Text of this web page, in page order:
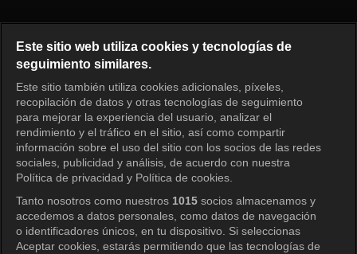
Iniciar sesión
Este sitio web utiliza cookies y tecnologías de
seguimiento similares.
Este sitio también utiliza cookies adicionales, píxeles,
recopilación de datos y otras tecnologías de seguimiento
para mejorar la experiencia del usuario, analizar el
rendimiento y el tráfico en el sitio, así como compartir
información sobre el uso del sitio con los socios de las redes
sociales, publicidad y análisis, de acuerdo con nuestra
Política de privacidad y Política de cookies.
Tanto nosotros como nuestros 1015 socios almacenamos y
accedemos a datos personales, como datos de navegación
o identificadores únicos, en tu dispositivo. Si seleccionas
Aceptar cookies, estarás permitiendo que las tecnologías de